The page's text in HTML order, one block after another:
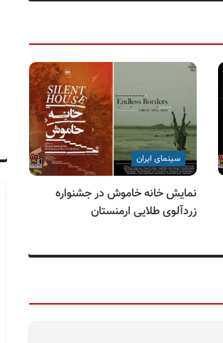
سینمای ایران
نمایش خانه خاموش در جشنواره
زردآلوی طلایی ارمنستان